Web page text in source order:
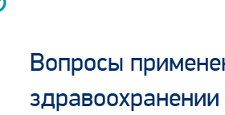
Вопросы